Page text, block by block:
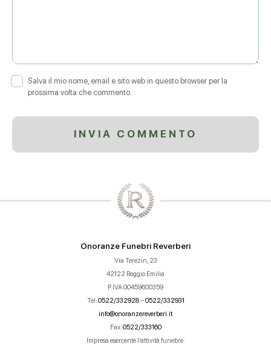
Salva il mio nome, email e sito web in questo browser per la
prossima volta che commento.
Onoranze Funebri Reverberi
Via Terezin, 23
42122 Reggio Emilia
P.IVA 00459600359
Tel. 0522/332928–0522/332931
info@onoranzereverberi.it
Fax. 0522/333160
Impresa esercente l’attività funebre.